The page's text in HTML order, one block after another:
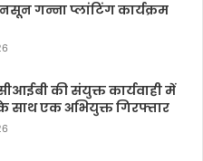
गन्ना प्लांटिंग कार्यक्रम
की संयुक्त कार्यवाही में
साथ एक अभियुक्त गिरफ्तार